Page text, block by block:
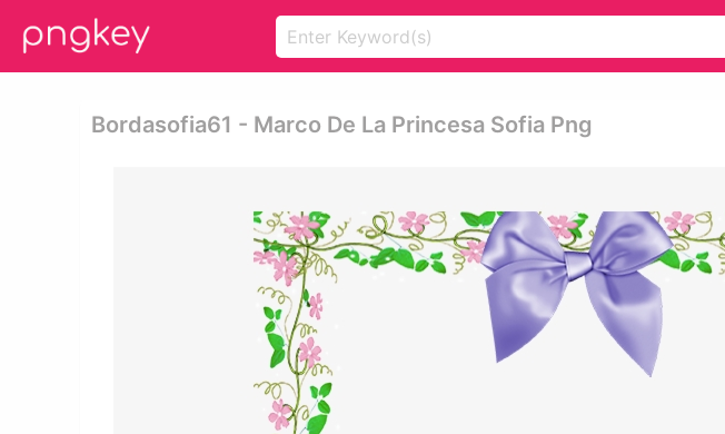
Bordasofia61 - Marco De La Princesa Sofia Png